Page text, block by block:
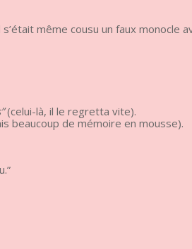
même cousu un faux
(celui-là, il le regretta vite).
beaucoup de mémoire en mousse).